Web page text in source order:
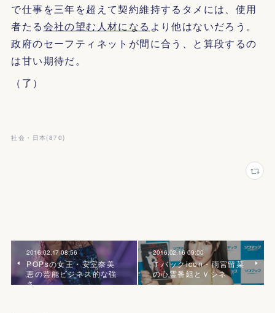
で仕事を三年を超えて契約維持するタメには、使用
者たる会社の望む人材になる より他はないだろう。
政府のセーフティネットが間に合う、と算段するの
は甘い期待だ。
（了）
社会・日本(870)
2016.02.17 08:56
POPsの女王・安室奈美
恵の芸能ビジネス的な強
さ
2016.02.16 09:00
Ｔバックicon・雨宮留菜
の心霊番組とＶシネ